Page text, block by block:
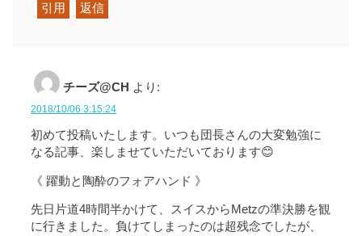
引用 返信
チーズ@CH より:
2018/10/06 3:15:24
初めて投稿いたします。いつも団長さんの大変勉強に
なる記事、楽しませていただいております😊
《 躍動と陶酔のフォアハンド 》
先日片道4時間半かけて、スイスからMetzの準決勝を観
に行きました。負けてしまったのは超残念でしたが、